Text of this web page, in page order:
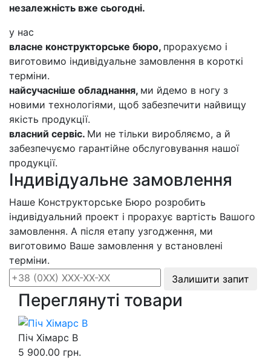
незалежність вже сьогодні.
у нас
власне конструкторське бюро, прорахуємо і
виготовимо індивідуальне замовлення в короткі
терміни.
найсучасніше обладнання, ми йдемо в ногу з
новими технологіями, щоб забезпечити найвищу
якість продукції.
власний сервіс. Ми не тільки виробляємо, а й
забезпечуємо гарантійне обслуговування нашої
продукції.
Індивідуальне замовлення
Наше Конструкторське Бюро розробить
індивідуальний проект і прорахує вартість Вашого
замовлення. А після етапу узгодження, ми
виготовимо Ваше замовлення у встановлені
терміни.
Залишити запит
Переглянуті товари
Піч Хімарс В
5 900.00 грн.